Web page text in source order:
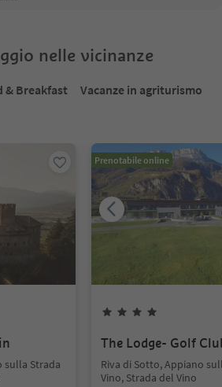
nelle vicinanze
& Breakfast
Vacanze in agriturismo
sulla Strada
Prenotabile online
The Lodge- Golf
Riva di Sotto, Appiano
Vino, Strada del Vino